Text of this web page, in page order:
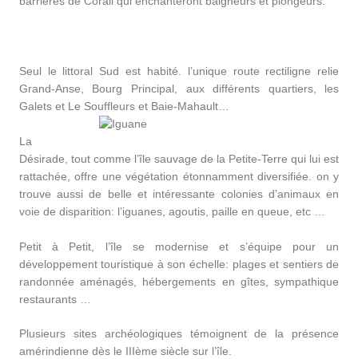
Seul le littoral Sud est habité. l’unique route rectiligne relie
Grand-Anse, Bourg Principal, aux différents quartiers, les
Galets et Le Souffleurs et Baie-Mahault…
La
Désirade, tout comme l’île sauvage de la Petite-Terre qui lui est
rattachée, offre une végétation étonnamment diversifiée. on y
trouve aussi de belle et intéressante colonies d’animaux en
voie de disparition: l’iguanes, agoutis, paille en queue, etc …
Petit à Petit, l’île se modernise et s’équipe pour un
développement touristique à son échelle: plages et sentiers de
randonnée aménagés, hébergements en gîtes, sympathique
restaurants …
Plusieurs sites archéologiques témoignent de la présence
amérindienne dès le IIIème siècle sur l’île.